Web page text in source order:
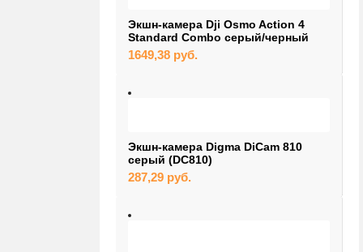
Экшн-камера Dji Osmo Action 4
Standard Combo серый/черный
1649,38 руб.
Экшн-камера Digma DiCam 810
серый (DC810)
287,29 руб.